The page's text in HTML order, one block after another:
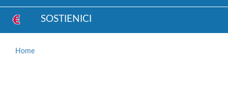
SOSTIENICI
Home